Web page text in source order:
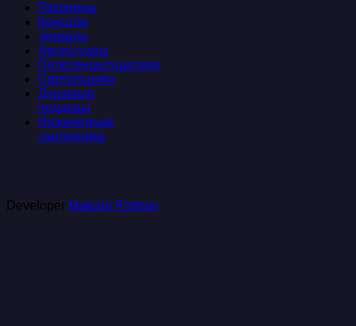
Раковины
Консоли
Зеркала
Аксессуары
Полотенцесушители
Светильники
Душевые
поддоны
Инженерная
сантехника
Developer Maksim Portnov